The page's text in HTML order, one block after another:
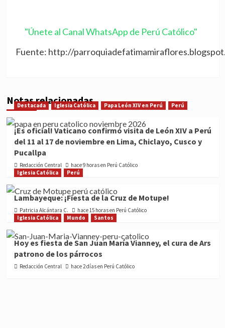
"Únete al Canal WhatsApp de Perú Católico"
Fuente: http://
Notas relacionadas
Destacada Iglesia Católica Papa León XIV en Perú Perú
¡Es oficial! Vaticano confirmó visita de León XIV a Perú
del 11 al 17 de noviembre en Lima, Chiclayo, Cusco y
Pucallpa
Redacción Central
hace 9 horas en Perú Católico
Iglesia Católica
Perú
Lambayeque: ¡Fiesta de la Cruz de Motupe!
Patricia Alcántara C.
hace 15 horas en Perú Católico
Iglesia Católica
Mundo Santos
Hoy es fiesta de San Juan María Vianney, el cura de Ars
patrono de los párrocos
Redacción Central hace 2 días en Perú Católico